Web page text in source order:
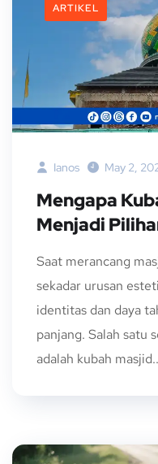
ARTIKEL
Ianos May 2,
Mengapa
Menjadi
Saat merancang
sekadar urusan
identitas dan daya
panjang. Salah satu
adalah kubah